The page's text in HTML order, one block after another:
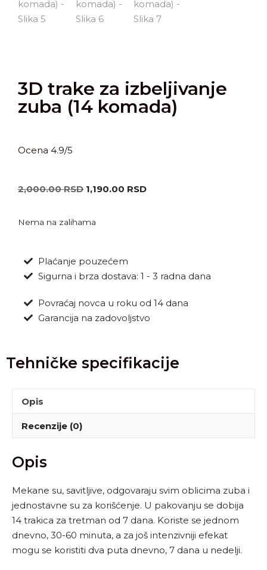
3D trake za izbeljivanje
zuba (14 komada)
Ocena 4.9/5
2,000.00RSD 1,190.00 RSD
Nema na zalihama
Plaćanje pouzećem
Sigurna i brza dostava: 1 - 3 radna dana
Povraćaj novca u roku od 14 dana
Garancija na zadovoljstvo
Tehničke specifikacije
Opis
Recenzije (0)
Opis
Mekane su, savitljive, odgovaraju svim oblicima zuba i
jednostavne su za korišćenje. U pakovanju se dobija
14 trakica za tretman od 7 dana. Koriste se jednom
dnevno, 30-60 minuta, a za još intenzivniji efekat
mogu se koristiti dva puta dnevno, 7 dana u nedelji.